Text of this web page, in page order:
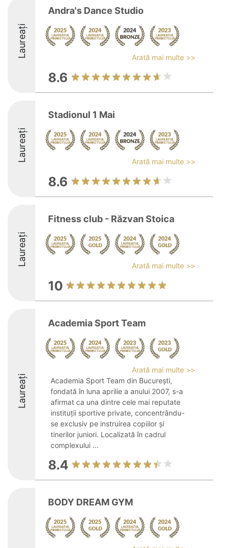
Laureați
Andra's Dance Studio
Arată mai multe >>
8.6
Laureați
Stadionul 1 Mai
Arată mai multe >>
8.6
Laureați
Fitness club - Răzvan Stoica
Arată mai multe >>
10
Laureați
Academia Sport Team
Arată mai multe >>
Academia Sport Team din București,
fondată în luna aprilie a anului 2007, s-a
afirmat ca una dintre cele mai reputate
instituții sportive private, concentrându-
se exclusiv pe instruirea copiilor și
tinerilor juniori. Localizată în cadrul
complexului ...
8.4
BODY DREAM GYM